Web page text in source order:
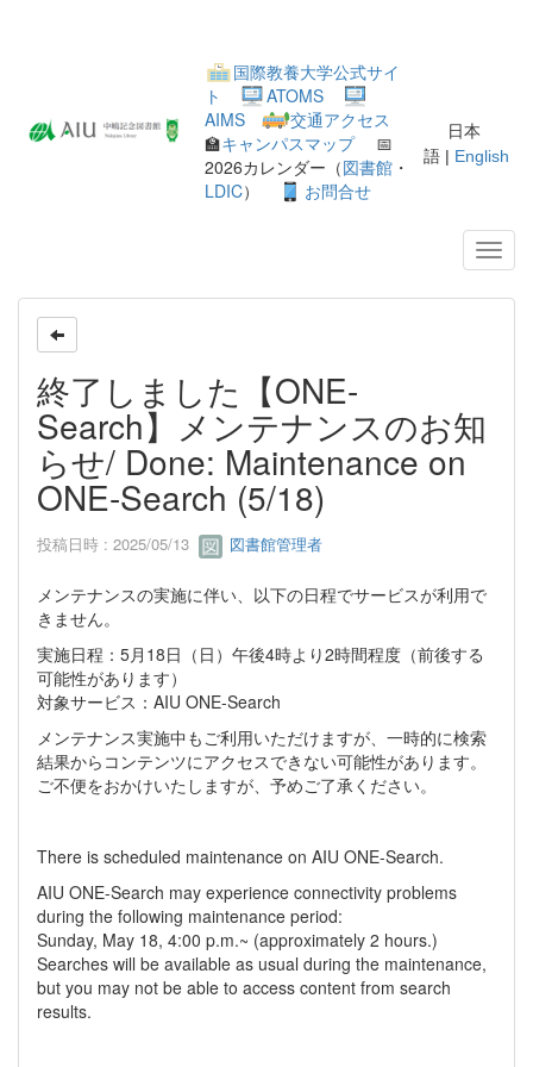
国際教養大学公式サイ
ト
ATOMS
AIMS
交通アクセス
🏫キャンパスマップ📅
2026カレンダー（図書館 ・
LDIC） お問合せ
日本
語 | English
終了しました【ONE-
Search】メンテナンスのお知
らせ/ Done: Maintenance on
ONE-Search (5/18)
投稿日時 : 2025/05/13 図書館管理者
メンテナンスの実施に伴い、以下の日程でサービスが利用で
きません。
実施日程：5月18日（日）午後4時より2時間程度（前後する
可能性があります）
対象サービス：AIU ONE-Search
メンテナンス実施中もご利用いただけますが、一時的に検索
結果からコンテンツにアクセスできない可能性があります。
ご不便をおかけいたしますが、予めご了承ください。
There is scheduled maintenance on AIU ONE-Search.
AIU ONE-Search may experience connectivity problems
during the following maintenance period:
Sunday, May 18, 4:00 p.m.~ (approximately 2 hours.)
Searches will be available as usual during the maintenance,
but you may not be able to access content from search
results.